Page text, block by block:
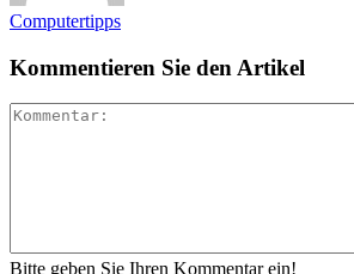
Computertipps
Kommentieren Sie den Artikel
Bitte geben Sie Ihren Kommentar ein!